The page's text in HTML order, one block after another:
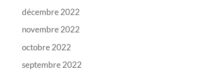
décembre 2022
novembre 2022
octobre 2022
septembre 2022